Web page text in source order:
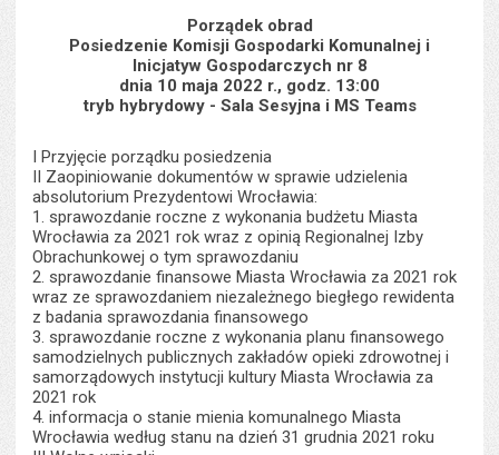
Porządek obrad
Posiedzenie Komisji Gospodarki Komunalnej i
Inicjatyw Gospodarczych nr 8
dnia 10 maja 2022 r., godz. 13:00
tryb hybrydowy - Sala Sesyjna i MS Teams
I Przyjęcie porządku posiedzenia
II Zaopiniowanie dokumentów w sprawie udzielenia
absolutorium Prezydentowi Wrocławia:
1. sprawozdanie roczne z wykonania budżetu Miasta
Wrocławia za 2021 rok wraz z opinią Regionalnej Izby
Obrachunkowej o tym sprawozdaniu
2. sprawozdanie finansowe Miasta Wrocławia za 2021 rok
wraz ze sprawozdaniem niezależnego biegłego rewidenta
z badania sprawozdania finansowego
3. sprawozdanie roczne z wykonania planu finansowego
samodzielnych publicznych zakładów opieki zdrowotnej i
samorządowych instytucji kultury Miasta Wrocławia za
2021 rok
4. informacja o stanie mienia komunalnego Miasta
Wrocławia według stanu na dzień 31 grudnia 2021 roku